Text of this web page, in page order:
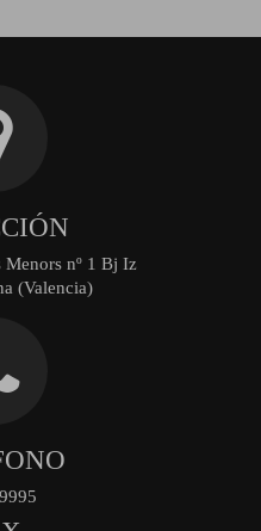
Menors nº 1 Bj Iz
(Valencia)